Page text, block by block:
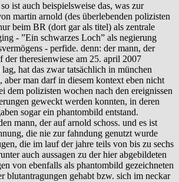
ist auch beispielsweise das, was zur
martin arnold (des überlebenden polizisten
beim BR (dort gar als titel) als zentrale
- ”Ein schwarzes Loch” als negierung
- perfide. denn: der mann, der
der theresienwiese am 25. april 2007
hat das zwar tatsächlich in münchen
man darf in diesem kontext eben nicht
dem polizisten wochen nach den ereignissen
geweckt werden konnten, in deren
sogar ein phantombild entstand.
mann, der auf arnold schoss. und es ist
die nie zur fahndung genutzt wurde
die im lauf der jahre teils von bis zu sechs
auch aussagen zu der hier abgebildeten
von ebenfalls als phantombild gezeichneten
blutantragungen gehabt bzw. sich im neckar